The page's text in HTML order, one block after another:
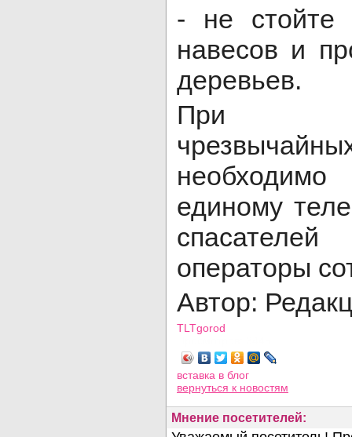
- не стойте
навесов и
деревьев.
При
единому
операторы
Автор:
TLTgorod
вставка в блог
вернуться к новостям
Мнение посетителей: